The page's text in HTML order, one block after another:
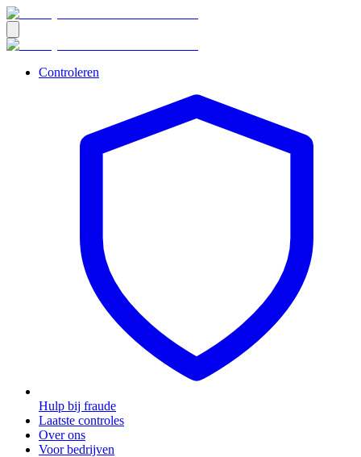
Controleren
Hulp bij fraude
Laatste controles
Over ons
Voor bedrijven